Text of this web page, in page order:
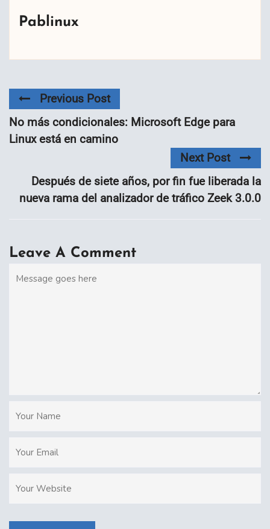
Pablinux
Previous Post
No más condicionales: Microsoft Edge para
Linux está en camino
Next Post
Después de siete años, por fin fue liberada la
nueva rama del analizador de tráfico Zeek 3.0.0
Leave A Comment